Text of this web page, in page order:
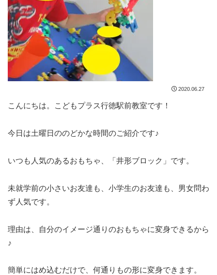
2020.06.27
こんにちは。こどもプラス行徳駅前教室です！
今日は土曜日ののどかな時間のご紹介です♪
いつも人気のあるおもちゃ、「井形ブロック」です。
未就学前の小さいお友達も、小学生のお友達も、男女問わ
ず人気です。
理由は、自分のイメージ通りのおもちゃに変身できるから
♪
簡単にはめ込むだけで、何通りもの形に変身できます。